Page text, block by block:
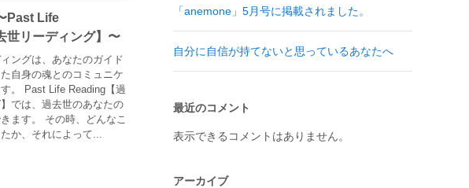
Past Life
世リーディング】〜
ングは、あなたのガイド
自身の魂とのコミュニケ
。 Past Life Reading【過
では、過去世のあなたの
ます。 その時、どんなこ
か、それによって...
「anemone」5月号に掲載されました。
自分に自信が持てないと思っているあなたへ
最近のコメント
表示できるコメントはありません。
アーカイブ